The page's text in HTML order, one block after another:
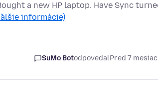
a new HP laptop. Have Sync
informácie)
SuMo BotodpovedalPred 7